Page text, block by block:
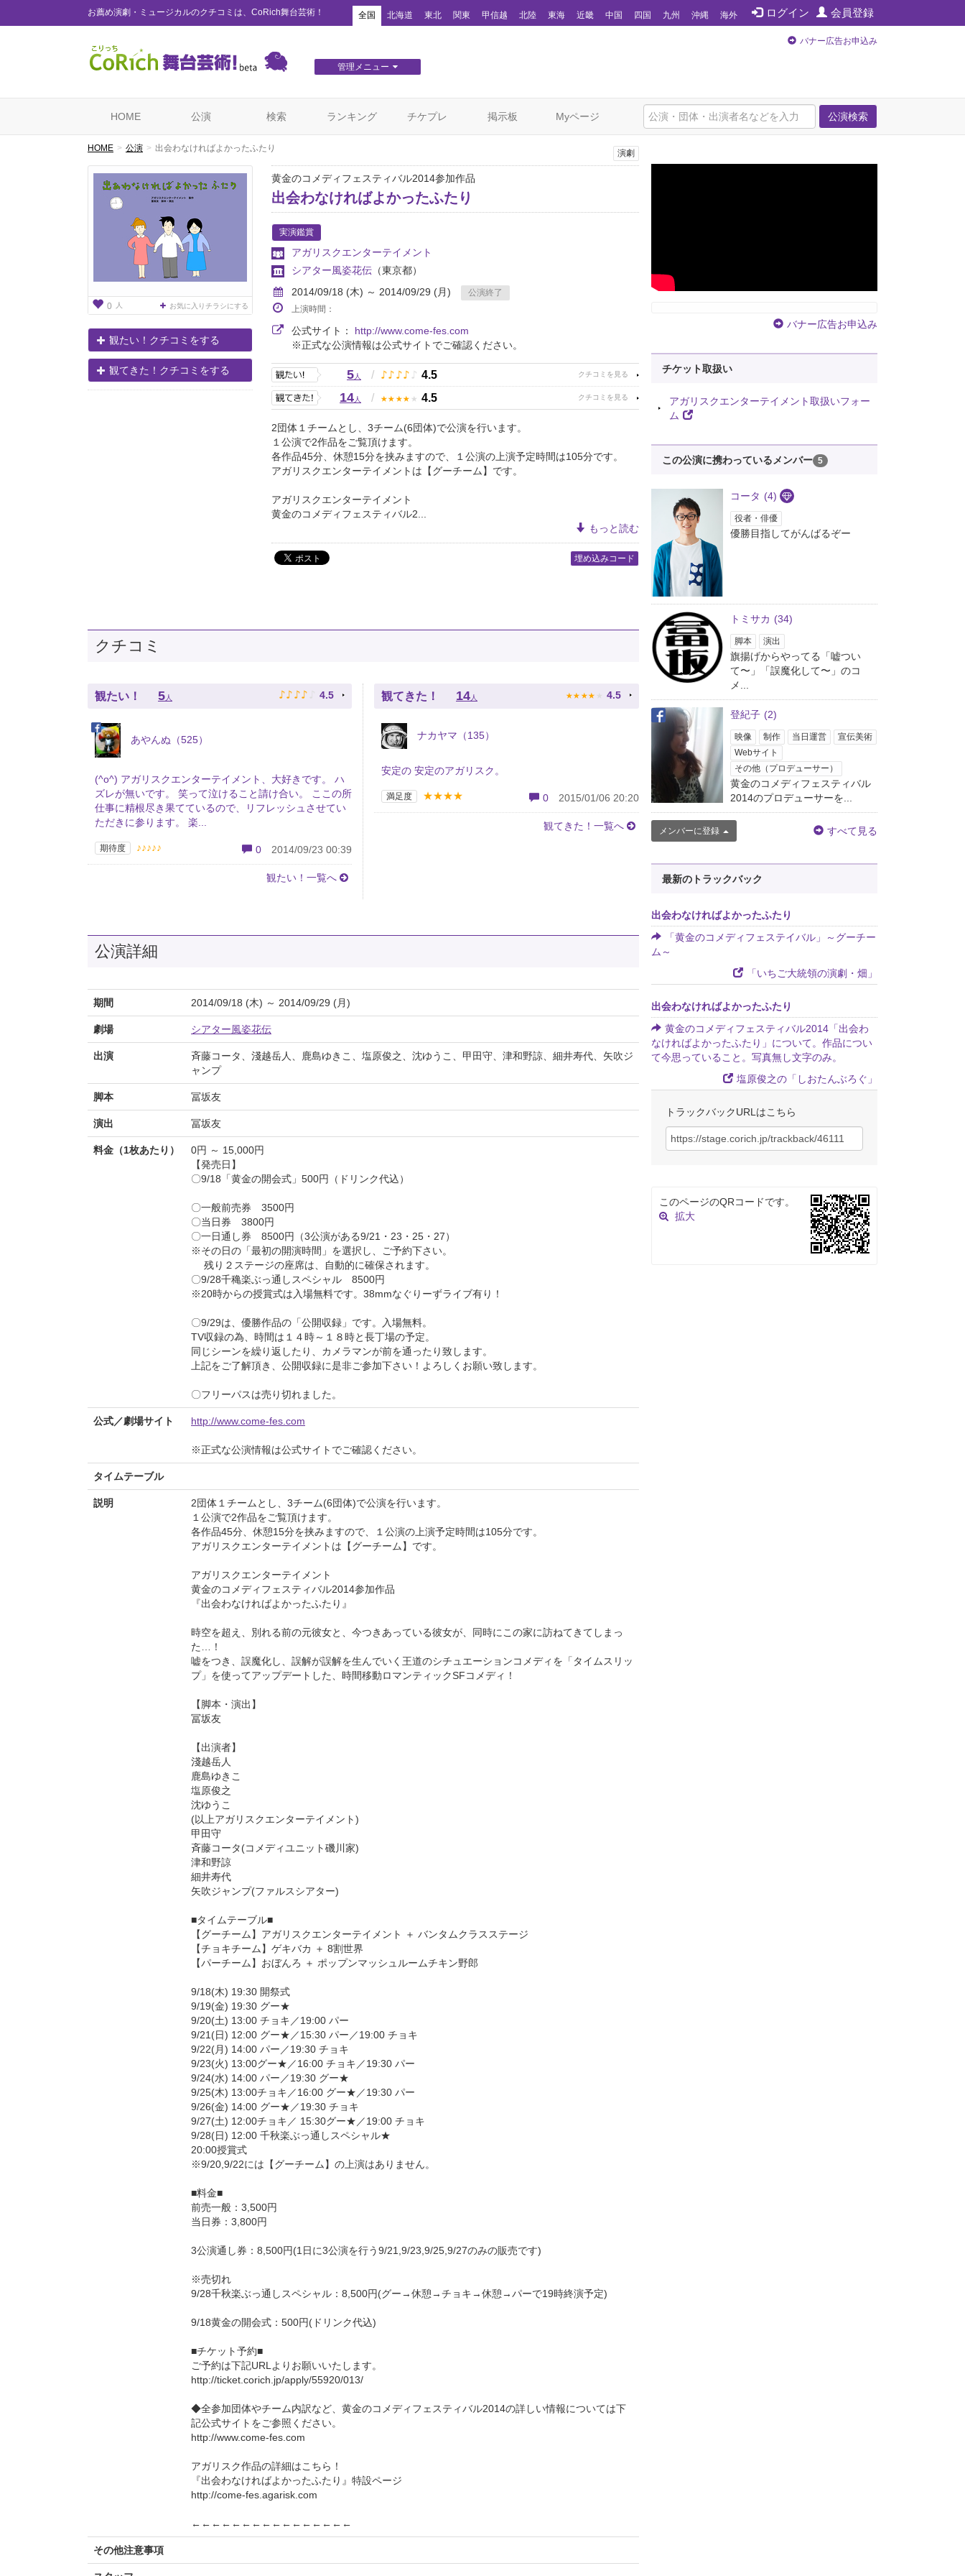
お薦め演劇・ミュージカルのクチコミは、CoRich舞台芸術！ ログイン 会員登録
全国 北海道 東北 関東 甲信越 北陸 東海 近畿 中国 四国 九州 沖縄 海外
管理メニュー
バナー広告お申込み
公演検索
HOME 公演 検索 ランキング チケプレ 掲示板 Myページ
HOME 公演 出会わなければよかったふたり
0 人 お気に入りチラシにする
観たい！クチコミをする
観てきた！クチコミをする
演劇
黄金のコメディフェスティバル2014参加作品
出会わなければよかったふたり
実演鑑賞
アガリスクエンターテイメント
シアター風姿花伝 （東京都）
2014/09/18 (木) ～ 2014/09/29 (月)
公演終了
上演時間：
公式サイト： http://www.come-fes.com
※正式な公演情報は公式サイトでご確認ください。
5人 / ♪ ♪ ♪ ♪ ♪ 4.5
14人 / ★ ★ ★ ★ ★ 4.5
2団体１チームとし、3チーム(6団体)で公演を行います。
１公演で2作品をご覧頂けます。
各作品45分、休憩15分を挟みますので、１公演の上演予定時間は105分です。
アガリスクエンターテイメントは【グーチーム】です。
アガリスクエンターテイメント
黄金のコメディフェスティバル2...
もっと読む
埋め込みコード
クチコミ
観たい！ 5 人 ♪ ♪ ♪ ♪ ♪ 4.5
あやんぬ（525）
(^o^) アガリスクエンターテイメント、大好きです。 ハ
ズレが無いです。 笑って泣けること請け合い。 ここの所
仕事に精根尽き果てているので、リフレッシュさせてい
ただきに参ります。 楽...
期待度 ♪♪♪♪♪ 0 2014/09/23 00:39
観たい！一覧へ
観てきた！ 14 人 ★ ★ ★ ★ ★ 4.5
ナカヤマ（135）
安定の 安定のアガリスク。
満足度 ★★★★ 0 2015/01/06 20:20
観てきた！一覧へ
公演詳細
期間 2014/09/18 (木) ～ 2014/09/29 (月)
劇場 シアター風姿花伝
出演
斉藤コータ、淺越岳人、鹿島ゆきこ、塩原俊之、沈ゆうこ、甲田守、津和野諒、細井寿代、矢吹ジ
ャンプ
脚本 冨坂友
演出 冨坂友
料金（1枚あたり）
0円 ～ 15,000円
【発売日】
〇9/18「黄金の開会式」500円（ドリンク代込）
〇一般前売券 3500円
〇当日券 3800円
〇一日通し券 8500円（3公演がある9/21・23・25・27）
※その日の「最初の開演時間」を選択し、ご予約下さい。
残り２ステージの座席は、自動的に確保されます。
〇9/28千穐楽ぶっ通しスペシャル 8500円
※20時からの授賞式は入場無料です。38mmなぐりーずライブ有り！
〇9/29は、優勝作品の「公開収録」です。入場無料。
TV収録の為、時間は１４時～１８時と長丁場の予定。
同じシーンを繰り返したり、カメラマンが前を通ったり致します。
上記をご了解頂き、公開収録に是非ご参加下さい！よろしくお願い致します。
〇フリーパスは売り切れました。
公式／劇場サイト http://www.come-fes.com
※正式な公演情報は公式サイトでご確認ください。
タイムテーブル
説明
2団体１チームとし、3チーム(6団体)で公演を行います。
１公演で2作品をご覧頂けます。
各作品45分、休憩15分を挟みますので、１公演の上演予定時間は105分です。
アガリスクエンターテイメントは【グーチーム】です。
アガリスクエンターテイメント
黄金のコメディフェスティバル2014参加作品
『出会わなければよかったふたり』
時空を超え、別れる前の元彼女と、今つきあっている彼女が、同時にこの家に訪ねてきてしまっ
た…！
嘘をつき、誤魔化し、誤解が誤解を生んでいく王道のシチュエーションコメディを「タイムスリッ
プ」を使ってアップデートした、時間移動ロマンティックSFコメディ！
【脚本・演出】
冨坂友
【出演者】
淺越岳人
鹿島ゆきこ
塩原俊之
沈ゆうこ
(以上アガリスクエンターテイメント)
甲田守
斉藤コータ(コメディユニット磯川家)
津和野諒
細井寿代
矢吹ジャンプ(ファルスシアター)
■タイムテーブル■
【グーチーム】アガリスクエンターテイメント ＋ バンタムクラスステージ
【チョキチーム】ゲキバカ ＋ 8割世界
【パーチーム】おぼんろ ＋ ポップンマッシュルームチキン野郎
9/18(木) 19:30 開祭式
9/19(金) 19:30 グー★
9/20(土) 13:00 チョキ／19:00 パー
9/21(日) 12:00 グー★／15:30 パー／19:00 チョキ
9/22(月) 14:00 パー／19:30 チョキ
9/23(火) 13:00グー★／16:00 チョキ／19:30 パー
9/24(水) 14:00 パー／19:30 グー★
9/25(木) 13:00チョキ／16:00 グー★／19:30 パー
9/26(金) 14:00 グー★／19:30 チョキ
9/27(土) 12:00チョキ／ 15:30グー★／19:00 チョキ
9/28(日) 12:00 千秋楽ぶっ通しスペシャル★
20:00授賞式
※9/20,9/22には【グーチーム】の上演はありません。
■料金■
前売一般：3,500円
当日券：3,800円
3公演通し券：8,500円(1日に3公演を行う9/21,9/23,9/25,9/27のみの販売です)
※売切れ
9/28千秋楽ぶっ通しスペシャル：8,500円(グー→休憩→チョキ→休憩→パーで19時終演予定)
9/18黄金の開会式：500円(ドリンク代込)
■チケット予約■
ご予約は下記URLよりお願いいたします。
http://ticket.corich.jp/apply/55920/013/
◆全参加団体やチーム内訳など、黄金のコメディフェスティバル2014の詳しい情報については下
記公式サイトをご参照ください。
http://www.come-fes.com
アガリスク作品の詳細はこちら！
『出会わなければよかったふたり』特設ページ
http://come-fes.agarisk.com
←←←←←←←←←←←←←←←←
その他注意事項
バナー広告お申込み
チケット取扱い
アガリスクエンターテイメント取扱いフォー
ム
この公演に携わっているメンバー 5
コータ (4)
役者・俳優
優勝目指してがんばるぞー
トミサカ (34)
脚本 演出
旗揚げからやってる「嘘つい
て〜」「誤魔化して〜」のコ
メ...
登紀子 (2)
映像 制作 当日運営
宣伝美術
Webサイト
その他（プロデューサー）
黄金のコメディフェスティバル
2014のプロデューサーを...
メンバーに登録 すべて見る
最新のトラックバック
出会わなければよかったふたり
「黄金のコメディフェステイバル」～グーチー
ム～
「いちご大統領の演劇・畑」
出会わなければよかったふたり
黄金のコメディフェスティバル2014「出会わ
なければよかったふたり」について。作品につい
て今思っていること。写真無し文字のみ。
塩原俊之の「しおたんぶろぐ」
トラックバックURLはこちら
このページのQRコードです。
拡大